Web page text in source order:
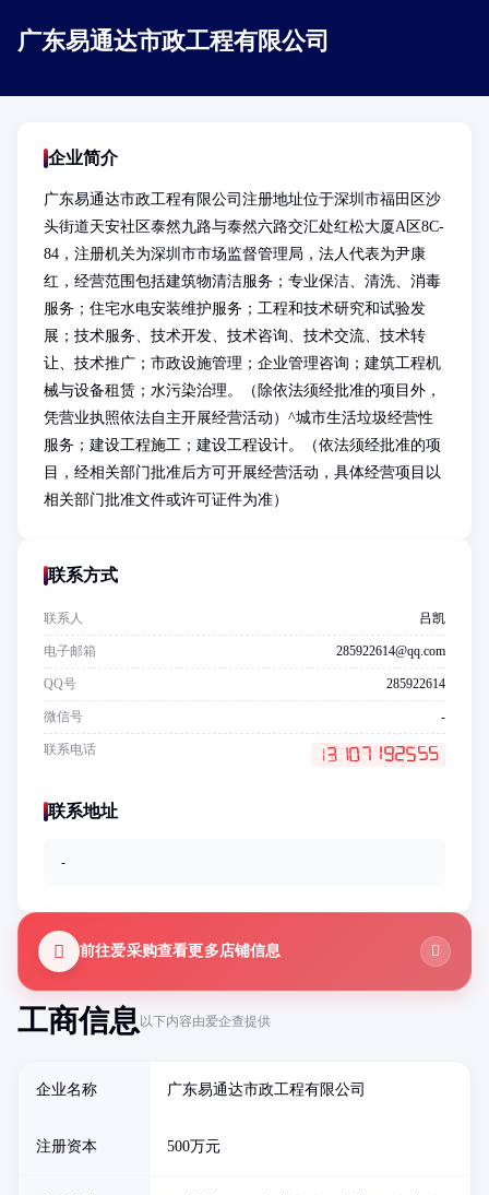
广东易通达市政工程有限公司
工商信息以下内容由爱企查提供
企业名称 广东易通达市政工程有限公司
注册资本 500万元
企业简介
广东易通达市政工程有限公司注册地址位于深圳市福田区沙
头街道天安社区泰然九路与泰然六路交汇处红松大厦A区8C-
84，注册机关为深圳市市场监督管理局，法人代表为尹康
红，经营范围包括建筑物清洁服务；专业保洁、清洗、消毒
服务；住宅水电安装维护服务；工程和技术研究和试验发
展；技术服务、技术开发、技术咨询、技术交流、技术转
让、技术推广；市政设施管理；企业管理咨询；建筑工程机
械与设备租赁；水污染治理。（除依法须经批准的项目外，
凭营业执照依法自主开展经营活动）^城市生活垃圾经营性
服务；建设工程施工；建设工程设计。（依法须经批准的项
目，经相关部门批准后方可开展经营活动，具体经营项目以
相关部门批准文件或许可证件为准）
联系方式
联系人 吕凯
电子邮箱 285922614@qq.com
QQ号 285922614
微信号 -
联系电话
联系地址
-
前往爱采购查看更多店铺信息